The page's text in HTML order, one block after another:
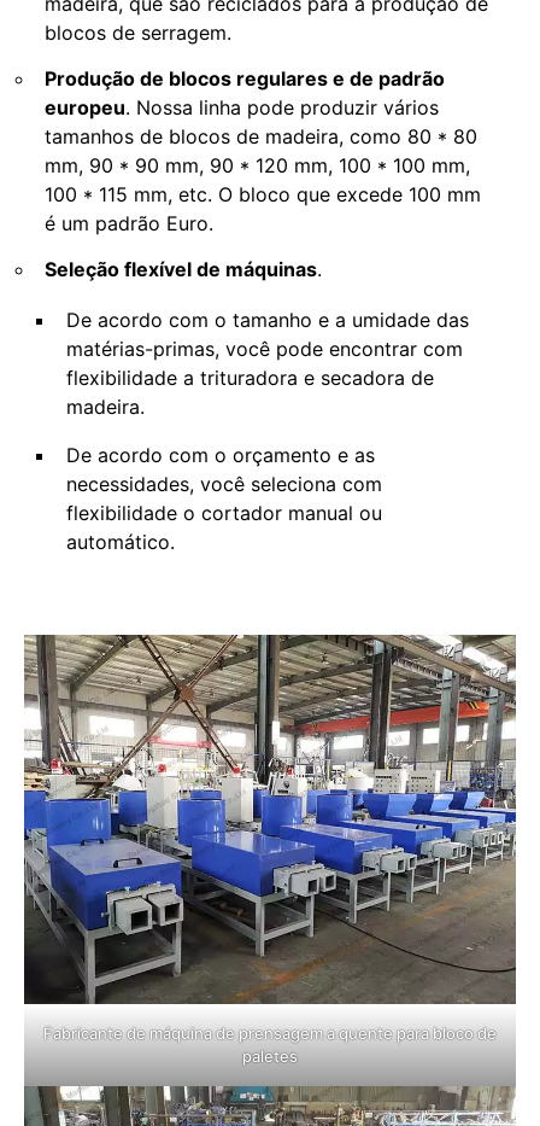
blocos de serragem.
Produção de blocos regulares e de padrão
europeu. Nossa linha pode produzir vários
tamanhos de blocos de madeira, como 80 * 80
mm, 90 * 90 mm, 90 * 120 mm, 100 * 100 mm,
100 * 115 mm, etc. O bloco que excede 100 mm
é um padrão Euro.
Seleção flexível de máquinas.
De acordo com o tamanho e a umidade das
matérias-primas, você pode encontrar com
flexibilidade a trituradora e secadora de
madeira.
De acordo com o orçamento e as
necessidades, você seleciona com
flexibilidade o cortador manual ou
automático.
Fabricante de máquina de prensagem a quente para bloco de
paletes